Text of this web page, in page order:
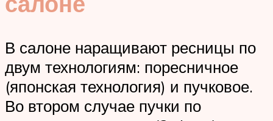
В салоне наращивают ресницы по
двум технологиям: поресничное
(японская технология) и пучковое.
Во втором случае пучки по